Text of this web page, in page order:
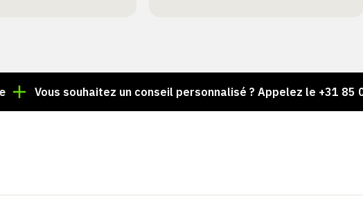
souhaitez un conseil personnalisé ? Appelez le +31 85 024 0044